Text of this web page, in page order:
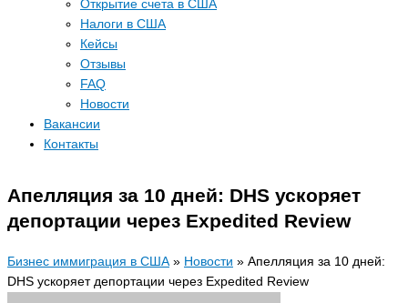
Открытие счета в США
Налоги в США
Кейсы
Отзывы
FAQ
Новости
Вакансии
Контакты
Апелляция за 10 дней: DHS ускоряет
депортации через Expedited Review
Бизнес иммиграция в США » Новости » Апелляция за 10 дней:
DHS ускоряет депортации через Expedited Review